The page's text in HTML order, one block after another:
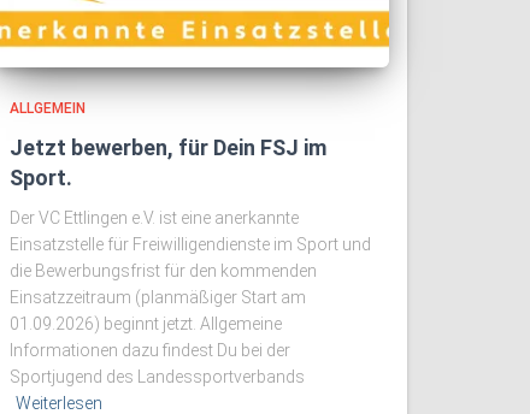
ALLGEMEIN
Jetzt bewerben, für Dein FSJ im
Sport.
Der VC Ettlingen e.V. ist eine anerkannte
Einsatzstelle für Freiwilligendienste im Sport und
die Bewerbungsfrist für den kommenden
Einsatzzeitraum (planmäßiger Start am
01.09.2026) beginnt jetzt. Allgemeine
Informationen dazu findest Du bei der
Sportjugend des Landessportverbands
Weiterlesen